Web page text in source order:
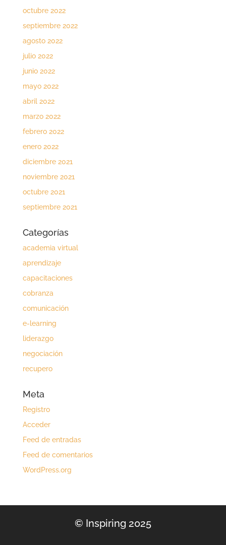
octubre 2022
septiembre 2022
agosto 2022
julio 2022
junio 2022
mayo 2022
abril 2022
marzo 2022
febrero 2022
enero 2022
diciembre 2021
noviembre 2021
octubre 2021
septiembre 2021
Categorías
academia virtual
aprendizaje
capacitaciones
cobranza
comunicación
e-learning
liderazgo
negociación
recupero
Meta
Registro
Acceder
Feed de entradas
Feed de comentarios
WordPress.org
© Inspiring 2025